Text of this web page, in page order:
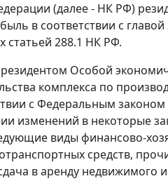
(далее - НК РФ)
в соответствии с главой
статьей 288.1 НК РФ.
Особой
комплекса по
с Федеральным законом
изменений в некоторые
виды финансово-
средств,
в аренду недвижимого